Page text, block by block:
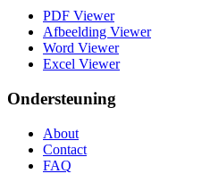
PDF Viewer
Afbeelding Viewer
Word Viewer
Excel Viewer
Ondersteuning
About
Contact
FAQ